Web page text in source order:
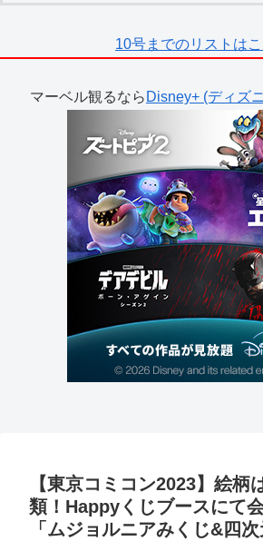
10号までのリストは
マーベル観るなら Disney+ (ディズ
【東京コミコン2023】絵柄
類！Happyくじブースにて
「ムジョルニアみくじ&四